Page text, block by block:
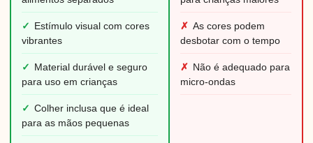
✓ Estímulo visual com cores
vibrantes
✓ Material durável e seguro
para uso em crianças
✓ Colher inclusa que é ideal
para as mãos pequenas
✗ As cores podem
desbotar com o tempo
✗ Não é adequado para
micro-ondas